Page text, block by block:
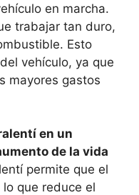
en marcha.
trabajar tan duro,
Esto
vehículo, ya que
mayores gastos
en un
de la vida
permite que el
que reduce el